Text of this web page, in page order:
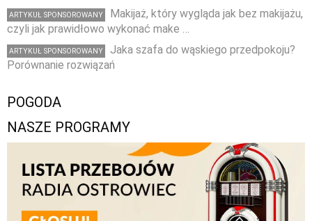
ARTYKUŁ SPONSOROWANY
Makijaż, który wygląda jak bez makijażu,
czyli jak prawidłowo wykonać make …
ARTYKUŁ SPONSOROWANY
Jaka szafa do wąskiego przedpokoju?
Porównanie rozwiązań
POGODA
NASZE PROGRAMY